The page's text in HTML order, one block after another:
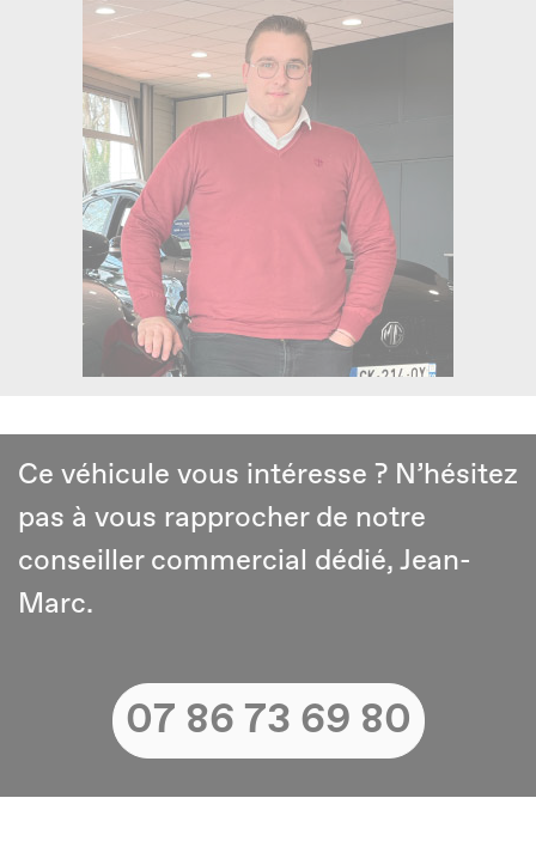
Ce véhicule vous intéresse ? N’hésitez
pas à vous rapprocher de notre
conseiller commercial dédié, Jean-
Marc.
07 86 73 69 80